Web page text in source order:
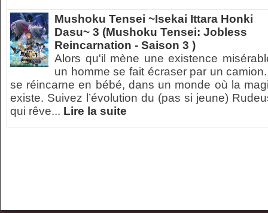
Mushoku Tensei ~Isekai Ittara Honki
Dasu~ 3 (Mushoku Tensei: Jobless
Reincarnation - Saison 3 )
Alors qu'il mène une existence
un homme se fait écraser par un
se réincarne en bébé, dans un monde où la
existe. Suivez l’évolution du (pas si jeune)
qui rêve... Lire la suite